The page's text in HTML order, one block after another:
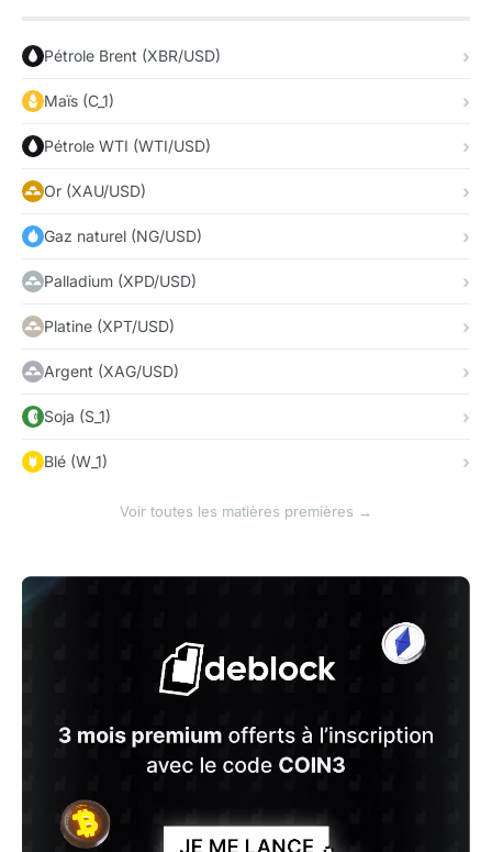
Pétrole Brent (XBR/USD)
Maïs (C_1)
Pétrole WTI (WTI/USD)
Or (XAU/USD)
Gaz naturel (NG/USD)
Palladium (XPD/USD)
Platine (XPT/USD)
Argent (XAG/USD)
Soja (S_1)
Blé (W_1)
Voir toutes les matières premières →